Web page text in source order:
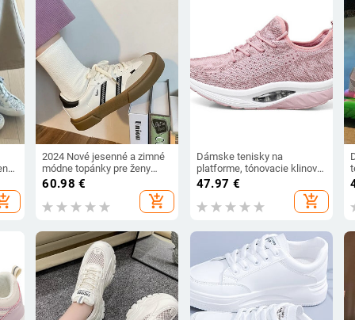
2024 Nové jesenné a zimné
módne topánky pre ženy
Klasické tenisky Dámske
retro nízke šnurovacie
ležérne dámske tenisky
60.98 €
add_shopping_cart
Dámske tenisky na
platforme, tónovacie klinové
topánky, športové topánky
na swing, chudnutie, fitness,
chôdza, PU
47.97 €
add_shopping_cart